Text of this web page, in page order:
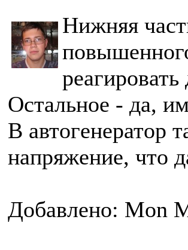
Нижняя
Остальное - да,
В автогенератор
напряжение, что
Добавлено: Mon